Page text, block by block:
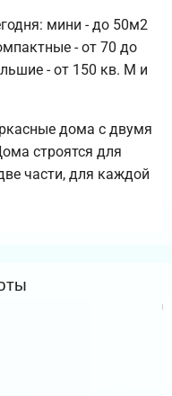
мини - до 50м2
- от 70 до
- от 150 кв. М и
дома с двумя
строятся для
части, для каждой